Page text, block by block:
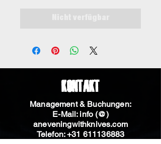
Kontakt
Management & Buchungen:
E-Mail: info (@)
aneveningwithknives.com
Telefon:+31 611136883